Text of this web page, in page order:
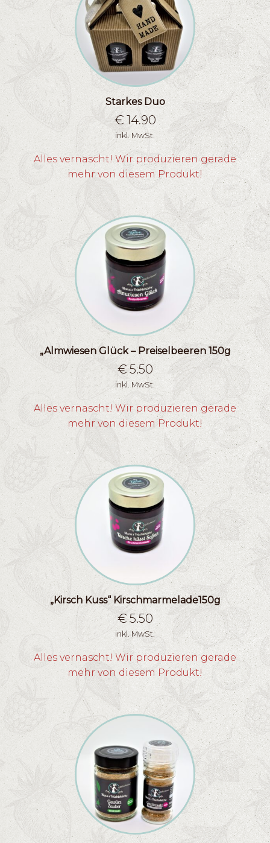
Starkes Duo
€ 14.90
inkl. MwSt.
Alles vernascht! Wir produzieren gerade
mehr von diesem Produkt!
„Almwiesen Glück – Preiselbeeren 150g
€ 5.50
inkl. MwSt.
Alles vernascht! Wir produzieren gerade
mehr von diesem Produkt!
„Kirsch Kuss“ Kirschmarmelade150g
€ 5.50
inkl. MwSt.
Alles vernascht! Wir produzieren gerade
mehr von diesem Produkt!